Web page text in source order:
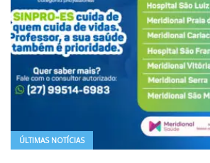
ÚLTIMAS NOTÍCIAS